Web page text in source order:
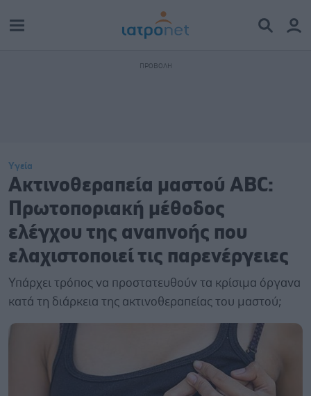
Υγεία
Ακτινοθεραπεία μαστού ABC:
Πρωτοποριακή μέθοδος
ελέγχου της αναπνοής που
ελαχιστοποιεί τις παρενέργειες
Υπάρχει τρόπος να προστατευθούν τα κρίσιμα όργανα
κατά τη διάρκεια της ακτινοθεραπείας του μαστού;